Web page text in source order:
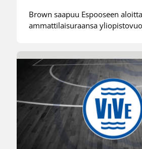
Brown saapuu Espooseen
ammattilaisuraansa